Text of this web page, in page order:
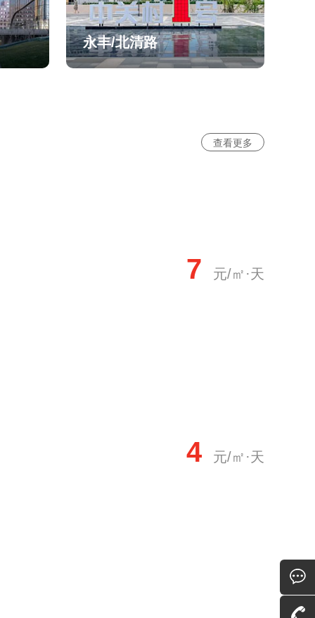
永丰/北清路
查看更多
7 元/㎡·天
4 元/㎡·天